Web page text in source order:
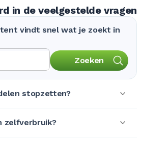
in de veelgestelde vragen
vindt snel wat je zoekt in
Zoeken
stopzetten?
zelfverbruik?